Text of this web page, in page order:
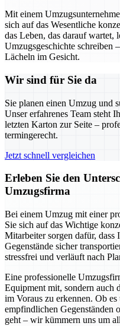
Mit einem
sich auf das Wesentliche
das Leben, das darauf wartet,
Umzugsgeschichte schreiben
Lächeln im Gesicht.
Wir sind für Sie da
Sie planen einen Umzug und
Unser erfahrenes Team steht
letzten Karton zur Seite –
termingerecht.
Jetzt schnell vergleichen
Erleben Sie den
Umzugsfirma
Bei einem Umzug mit einer
Sie sich auf das Wichtige
Mitarbeiter sorgen dafür, dass
Gegenstände sicher
stressfrei und verläuft nach
Eine professionelle
Equipment mit, sondern auch
im Voraus zu erkennen. Ob
empfindlichen Gegenständen
geht – wir kümmern uns um